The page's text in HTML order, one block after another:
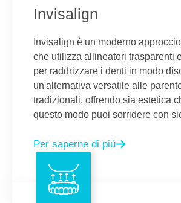
Invisalign
Invisalign è un moderno
che utilizza allineatori trasparenti
per raddrizzare i denti in modo
un'alternativa versatile alle
tradizionali, offrendo sia estetica
questo modo puoi sorridere con
Per saperne di più